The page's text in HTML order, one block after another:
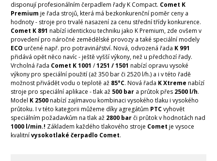
disponují profesionálním čerpadlem řady K Compact. Comet K
Premium je řada strojů, která má bezkonkurenční poměr ceny a
hodnoty - stroje pro trvalé nasazení za cenu střední třídy konkurence.
Comet K 891 nabízí identickou techniku jako K Premium, zde ovšem v
provedení pro náročné zemědělské provozy a také speciální modely
ECO určené např. pro potravinářství. Nová, odvozená řada K 991
přidává opět něco navíc - ještě vyšší výkony, než u předchozí řady.
Vrcholná řada Comet K 1001 /1251 / 1501nabízí opravu vysoké
výkony pro speciální použití (až 350 bar či 2520 l/h.) a i v této řadě
možnost přivádět vodu o teplotě až 85°C. Nová řada K Xtreme nabízí
stroje pro speciální aplikace - tlak až 500 bar a průtok přes 2500 l/h.
Model K 2500nabízí zajímavou kombinaci vysokého tlaku i vysokého
průtoku. I v této kategorii můžeme díky agregátům PTCvyhovět
speciálním požadavkům na tlak až 2800 barči průtok v hodnotách nad
1000 l/min.! Základem každého tlakového stroje Comet je vysoce
kvalitnívysokotlaké čerpadlo Comet.